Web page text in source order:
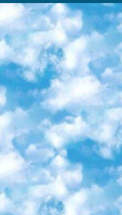
российскими университетами и крупными международными компаниями вроде Intel и Microsoft. Самостоятельное обучение бесплатное, но желающие могут оплатить услуги персональных наставников. 2. «Смартия» знакомит с актуальными профессиями и подсказывает, как им обучаться. Выбрав заинтересовавшую вас специальность — SMM-специалист, фотограф, веб-дизайнер или другую, — увидите список необходимых для неё умений. Чтобы вы могли освоить их самостоятельно, для каждого умения площадка отображает подборку ссылок на учебные материалы. Хотя «Смартия» ориентируется на русскоязычную аудиторию, часть контента всё же доступна только на английском. 3. «Лекторий Физтеха» Проект Московского физико-технического института (Физтеха). С его помощью вы можете смотреть онлайн серии лекций, записанные на видео в этом вузе. В числе доступных предметов — физика, биология, химия, информационные технологии и другие. К некоторым лекциям администрация ресурса прилагает готовые конспекты, которые можно скачивать в PDF-формате. 4. ITMOcourses Онлайн-площадка Санкт-Петербургского национального исследовательского университета информационных технологий, механики и оптики (ИТМО). Ресурс предоставляет свободный доступ к курсам, разработанным в этом вузе. Каталог материалов разбит на четыре категории: «Оптические системы и технологии», «Приборостроение и робототехника», «Информационные технологии» и «Биотехнологии». Курсы состоят из видеолекций, интерактивных демонстраций и заданий. 5. «КиберЛенинка» Электронная научная библиотека открытого доступа. Каталог площадки регулярно обрастает текстами статей из различных научных изданий. Сгруппированные по журналам и рубрикам публикации можно читать онлайн или скачивать целиком в PDF-формате. Проект нацелен на популяризацию науки за счёт открытого доступа к качественной информации. 6. «ПостНаука» На этом ресурсе публикуют подборки видеолекций, составленные экспертами из разных отраслей и объединённые общими темами. Среди них, к примеру, есть серии «Биоинформатика и геномика», «Культура средневековой Скандинавии» и Cinema Studies о теории кино. Каждая подборка лекций — логически связанная история, рассказанная экспертом от первого лица. Кроме того, на сайте появляются научно-образовательные статьи и тесты на разные темы. 7. «Newочём» Команда проекта «Newочём» отбирает самые интересные тексты из англоязычных СМИ и переводит те из них, за которые голосуют участники сообщества «ВКонтакте». По большей части это научно-популярные статьи. Редакторы придумывают лишь заголовки, в остальном содержание переводов соответствует оригиналам. Полные тексты можно читать прямо в социальной сети. 8. InternetUrok Онлайн-база материалов по основным дисциплинам школьной программы. Информация на сайте структурирована по классам, предметам и темам (урокам). Каждый урок состоит из видеолекций и конспектов. Есть также интерактивные тренажёры и тесты для закрепления пройденного материала. Даже если вы давно окончили школу, возможность повторить программу старших классов всегда может пригодиться. 9. Edutainme Ещё один ресурс об образовании. В отличие от Newtonew, как мне кажется, Edutainme больше ориентируется на представителей индустрии: педагогов, предпринимателей, разработчиков образовательных проектов. Но и любой, кто просто стремится к саморазвитию, найдёт на сайте много полезного и интересного для себя. Например, информацию о новых курсах и образовательных сервисах. 10. Newtonew Онлайн-медиа об образовании и обучении в широком смысле. Авторы Newtonew пишут об инструментах, заведениях, тактиках и стратегиях, которые помогают учить других и получать новые знания самостоятельно. На этой площадке вы найдёте новости, обзоры, аналитические мат